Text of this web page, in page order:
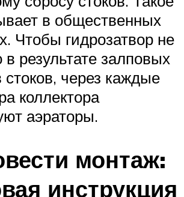
в общественных
Чтобы гидрозатвор не
в результате залповых
стоков, через каждые
коллектора
аэраторы.
монтаж:
инструкция